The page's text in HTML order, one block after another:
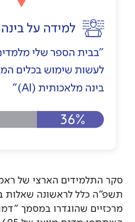
סקר התלמידים הארצי של
תשפ"ה כלל לראשונה שאלות
מרכזיים שהוגדרו במסמך